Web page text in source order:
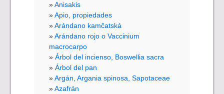
Anisakis
Apio, propiedades
Arándano kamčatská
Arándano rojo o Vaccinium
macrocarpo
Árbol del incienso, Boswellia sacra
Árbol del pan
Argán, Argania spinosa, Sapotaceae
Azafrán